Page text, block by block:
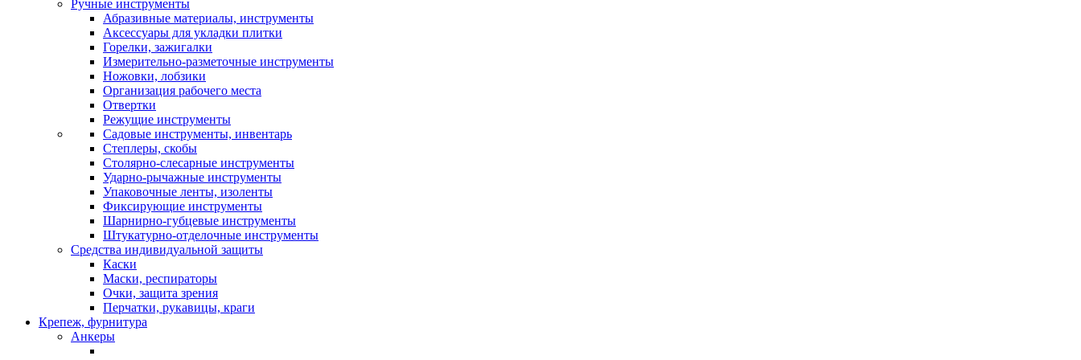
Ручные инструменты
Абразивные материалы, инструменты
Аксессуары для укладки плитки
Горелки, зажигалки
Измерительно-разметочные инструменты
Ножовки, лобзики
Организация рабочего места
Отвертки
Режущие инструменты
Садовые инструменты, инвентарь
Степлеры, скобы
Столярно-слесарные инструменты
Ударно-рычажные инструменты
Упаковочные ленты, изоленты
Фиксирующие инструменты
Шарнирно-губцевые инструменты
Штукатурно-отделочные инструменты
Средства индивидуальной защиты
Каски
Маски, респираторы
Очки, защита зрения
Перчатки, рукавицы, краги
Крепеж, фурнитура
Анкеры